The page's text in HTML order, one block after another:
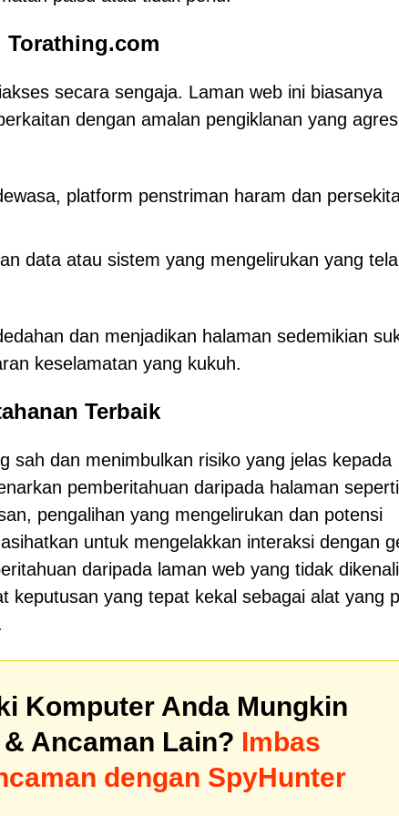
Torathing.com
secara sengaja. Laman web ini biasanya
dengan amalan pengiklanan yang
platform penstriman haram dan
data atau sistem yang mengelirukan yang
dan menjadikan halaman sedemikian
keselamatan yang kukuh.
Terbaik
sah dan menimbulkan risiko yang jelas kepada
pemberitahuan daripada halaman
pengalihan yang mengelirukan dan potensi
untuk mengelakkan interaksi dengan
daripada laman web yang tidak
keputusan yang tepat kekal sebagai alat yang
Komputer Anda Mungkin
& Ancaman Lain? Imbas
dengan SpyHunter